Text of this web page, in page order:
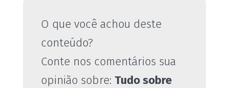
O que você achou deste
conteúdo?
Conte nos comentários sua
opinião sobre: Tudo sobre